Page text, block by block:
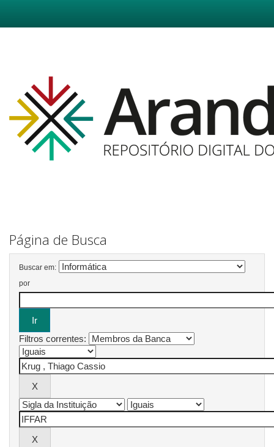
Página de Busca
Buscar em:
por
Filtros correntes: